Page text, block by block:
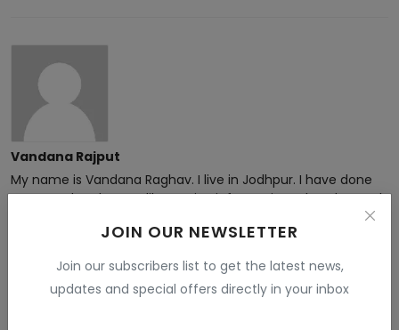
JOIN OUR NEWSLETTER
Join our subscribers list to get the latest news,
updates and special offers directly in your inbox
Vandana Rajput
My name is Vandana Raghav. I live in Jodhpur. I have done
B.Sc. , B.ed and M.Sc. I like to give information related to tech
, education , finance , Gaming and many fields . I have more
than 5 years experience in this field.